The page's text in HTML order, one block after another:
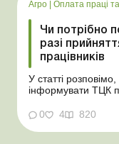
Агро | Оплата праці
Чи потрібно
разі
працівників
У статті
інформувати ТЦК
агропідприємств
роботи. Через
порядку ведення
0 4 820